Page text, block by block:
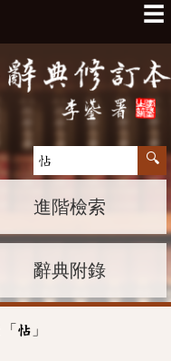
☰
進階檢索
辭典附錄
「 怗 」